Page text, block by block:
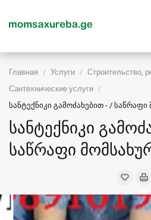
Главная Услуги
Строительство,
Сантехнические услуги
სანტექნიკი გამოძახებით - / საწრაფი
სანტექნიკი
საწრაფი